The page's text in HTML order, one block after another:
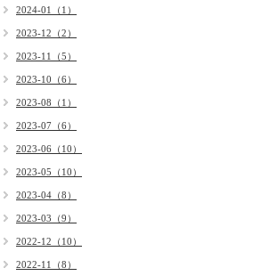
2024-01（1）
2023-12（2）
2023-11（5）
2023-10（6）
2023-08（1）
2023-07（6）
2023-06（10）
2023-05（10）
2023-04（8）
2023-03（9）
2022-12（10）
2022-11（8）